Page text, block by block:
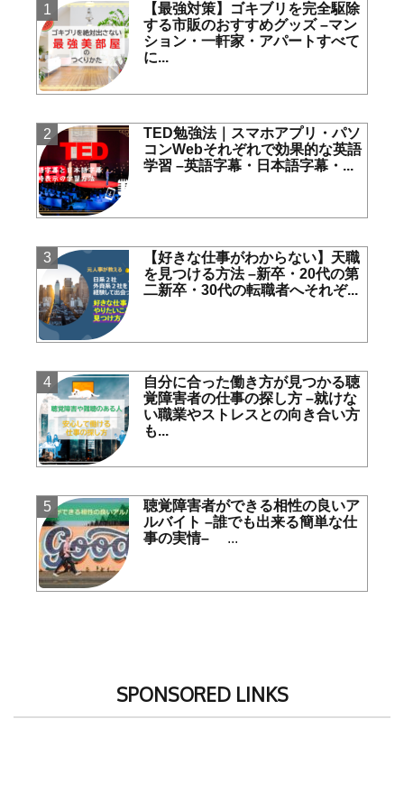
【最強対策】ゴキブリを完全駆除
する市販のおすすめグッズ –マン
ション・一軒家・アパートすべて
に...
TED勉強法｜スマホアプリ・パソ
コンWebそれぞれで効果的な英語
学習 –英語字幕・日本語字幕・...
【好きな仕事がわからない】天職
を見つける方法 –新卒・20代の第
二新卒・30代の転職者へそれぞ...
自分に合った働き方が見つかる聴
覚障害者の仕事の探し方 –就けな
い職業やストレスとの向き合い方
も...
聴覚障害者ができる相性の良いア
ルバイト –誰でも出来る簡単な仕
事の実情– ...
SPONSORED LINKS